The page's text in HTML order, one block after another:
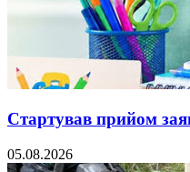
Стартував прийом
05.08.2026